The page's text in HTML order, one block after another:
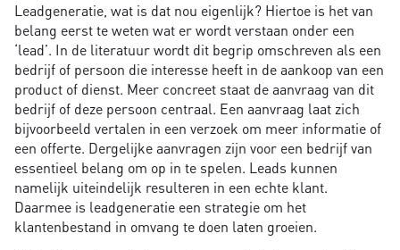
Leadgeneratie, wat is dat nou eigenlijk? Hiertoe is het van
belang eerst te weten wat er wordt verstaan onder een
‘lead’. In de literatuur wordt dit begrip omschreven als een
bedrijf of persoon die interesse heeft in de aankoop van een
product of dienst. Meer concreet staat de aanvraag van dit
bedrijf of deze persoon centraal. Een aanvraag laat zich
bijvoorbeeld vertalen in een verzoek om meer informatie of
een offerte. Dergelijke aanvragen zijn voor een bedrijf van
essentieel belang om op in te spelen. Leads kunnen
namelijk uiteindelijk resulteren in een echte klant.
Daarmee is leadgeneratie een strategie om het
klantenbestand in omvang te doen laten groeien.